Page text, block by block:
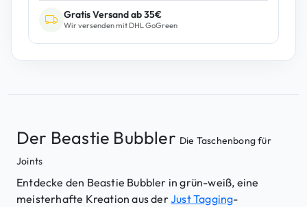
M
e
n
g
e
Gratis Versand ab 35€
Wir versenden mit DHL GoGreen
Der Beastie Bubbler Die Taschenbong für
Joints
Entdecke den Beastie Bubbler in grün-weiß, eine
meisterhafte Kreation aus derJust Tagging-